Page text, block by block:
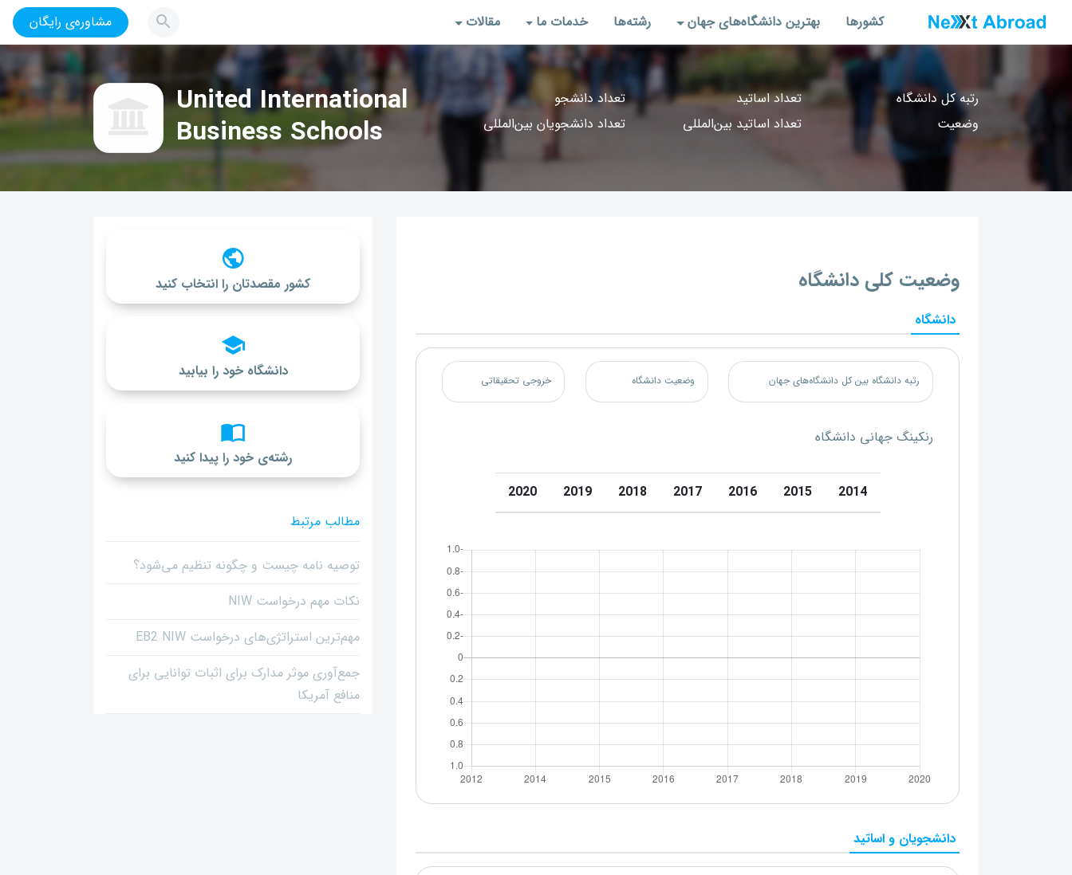
کشورها بهترین دانشگاه‌های جهان رشته‌‌ها خدمات ما مقالات مشاوره‌ی رایگان
رتبه کل دانشگاه تعداد اساتید
تعداد دانشجو
وضعیت
تعداد اساتید بین‌المللی تعداد دانشجویان بین‌المللی
United International
Business Schools
وضعیت کلی دانشگاه
دانشگاه
رتبه دانشگاه بین کل دانشگاه‌های جهان وضعیت دانشگاه خروجی تحقیقاتی
رنکینگ جهانی دانشگاه
2014
2015
2016
2017
2018
2019
2020
دانشجویان و اساتید
کشور مقصدتان را انتخاب کنید
دانشگاه خود را بیابید
رشته‌ی خود را پیدا کنید
مطالب مرتبط
توصیه نامه چیست و چگونه تنظیم می‌شود؟
نکات مهم درخواست NIW
مهم‌ترین استراتژی‌های درخواست EB2 NIW
جمع‌آوری موثر مدارک برای اثبات توانایی برای
منافع آمریکا